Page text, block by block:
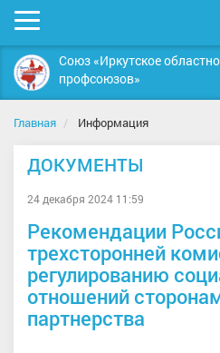
Мобильное
меню
Союз «Иркутское
профсоюзов»
Главная Информация
ДОКУМЕНТЫ
24 декабря 2024 11:59
Рекомендации
трехсторонней
регулированию
отношений
партнерства